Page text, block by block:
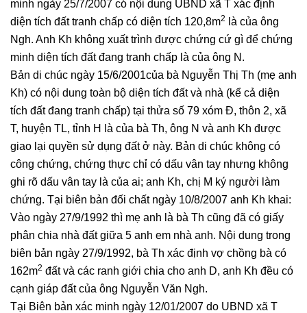
minh ngày 25/7/2007 có nội dung UBND xã T xác định
diện tích đất tranh chấp có diện tích 120,8m2
là của ông
Ngh. Anh Kh không xuất trình được chứng cứ gì để chứng
minh diện tích đất đang tranh chấp là của ông N.
Bản di chúc ngày 15/6/2001của bà Nguyễn Thị Th (mẹ anh
Kh) có nội dung toàn bộ diện tích đất và nhà (kể cả diện
tích đất đang tranh chấp) tại thửa số 79 xóm Đ, thôn 2, xã
T, huyện TL, tỉnh H là của bà Th, ông N và anh Kh được
giao lại quyền sử dụng đất ở này. Bản di chúc không có
công chứng, chứng thực chỉ có dấu vân tay nhưng không
ghi rõ dấu vân tay là của ai; anh Kh, chị M ký người làm
chứng. Tại biên bản đối chất ngày 10/8/2007 anh Kh khai:
Vào ngày 27/9/1992 thì mẹ anh là bà Th cũng đã có giấy
phân chia nhà đất giữa 5 anh em nhà anh. Nội dung trong
biên bản ngày 27/9/1992, bà Th xác định vợ chồng bà có
162m2 đất và các ranh giới chia cho anh D, anh Kh đều có
cạnh giáp đất của ông Nguyễn Văn Ngh.
Tại Biên bản xác minh ngày 12/01/2007 do UBND xã T